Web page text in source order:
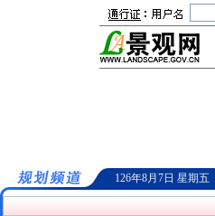
126年8月7日 星期五